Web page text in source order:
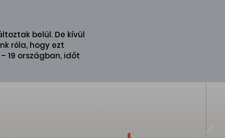
belül. De kívül
róla, hogy ezt
19 országban, időt